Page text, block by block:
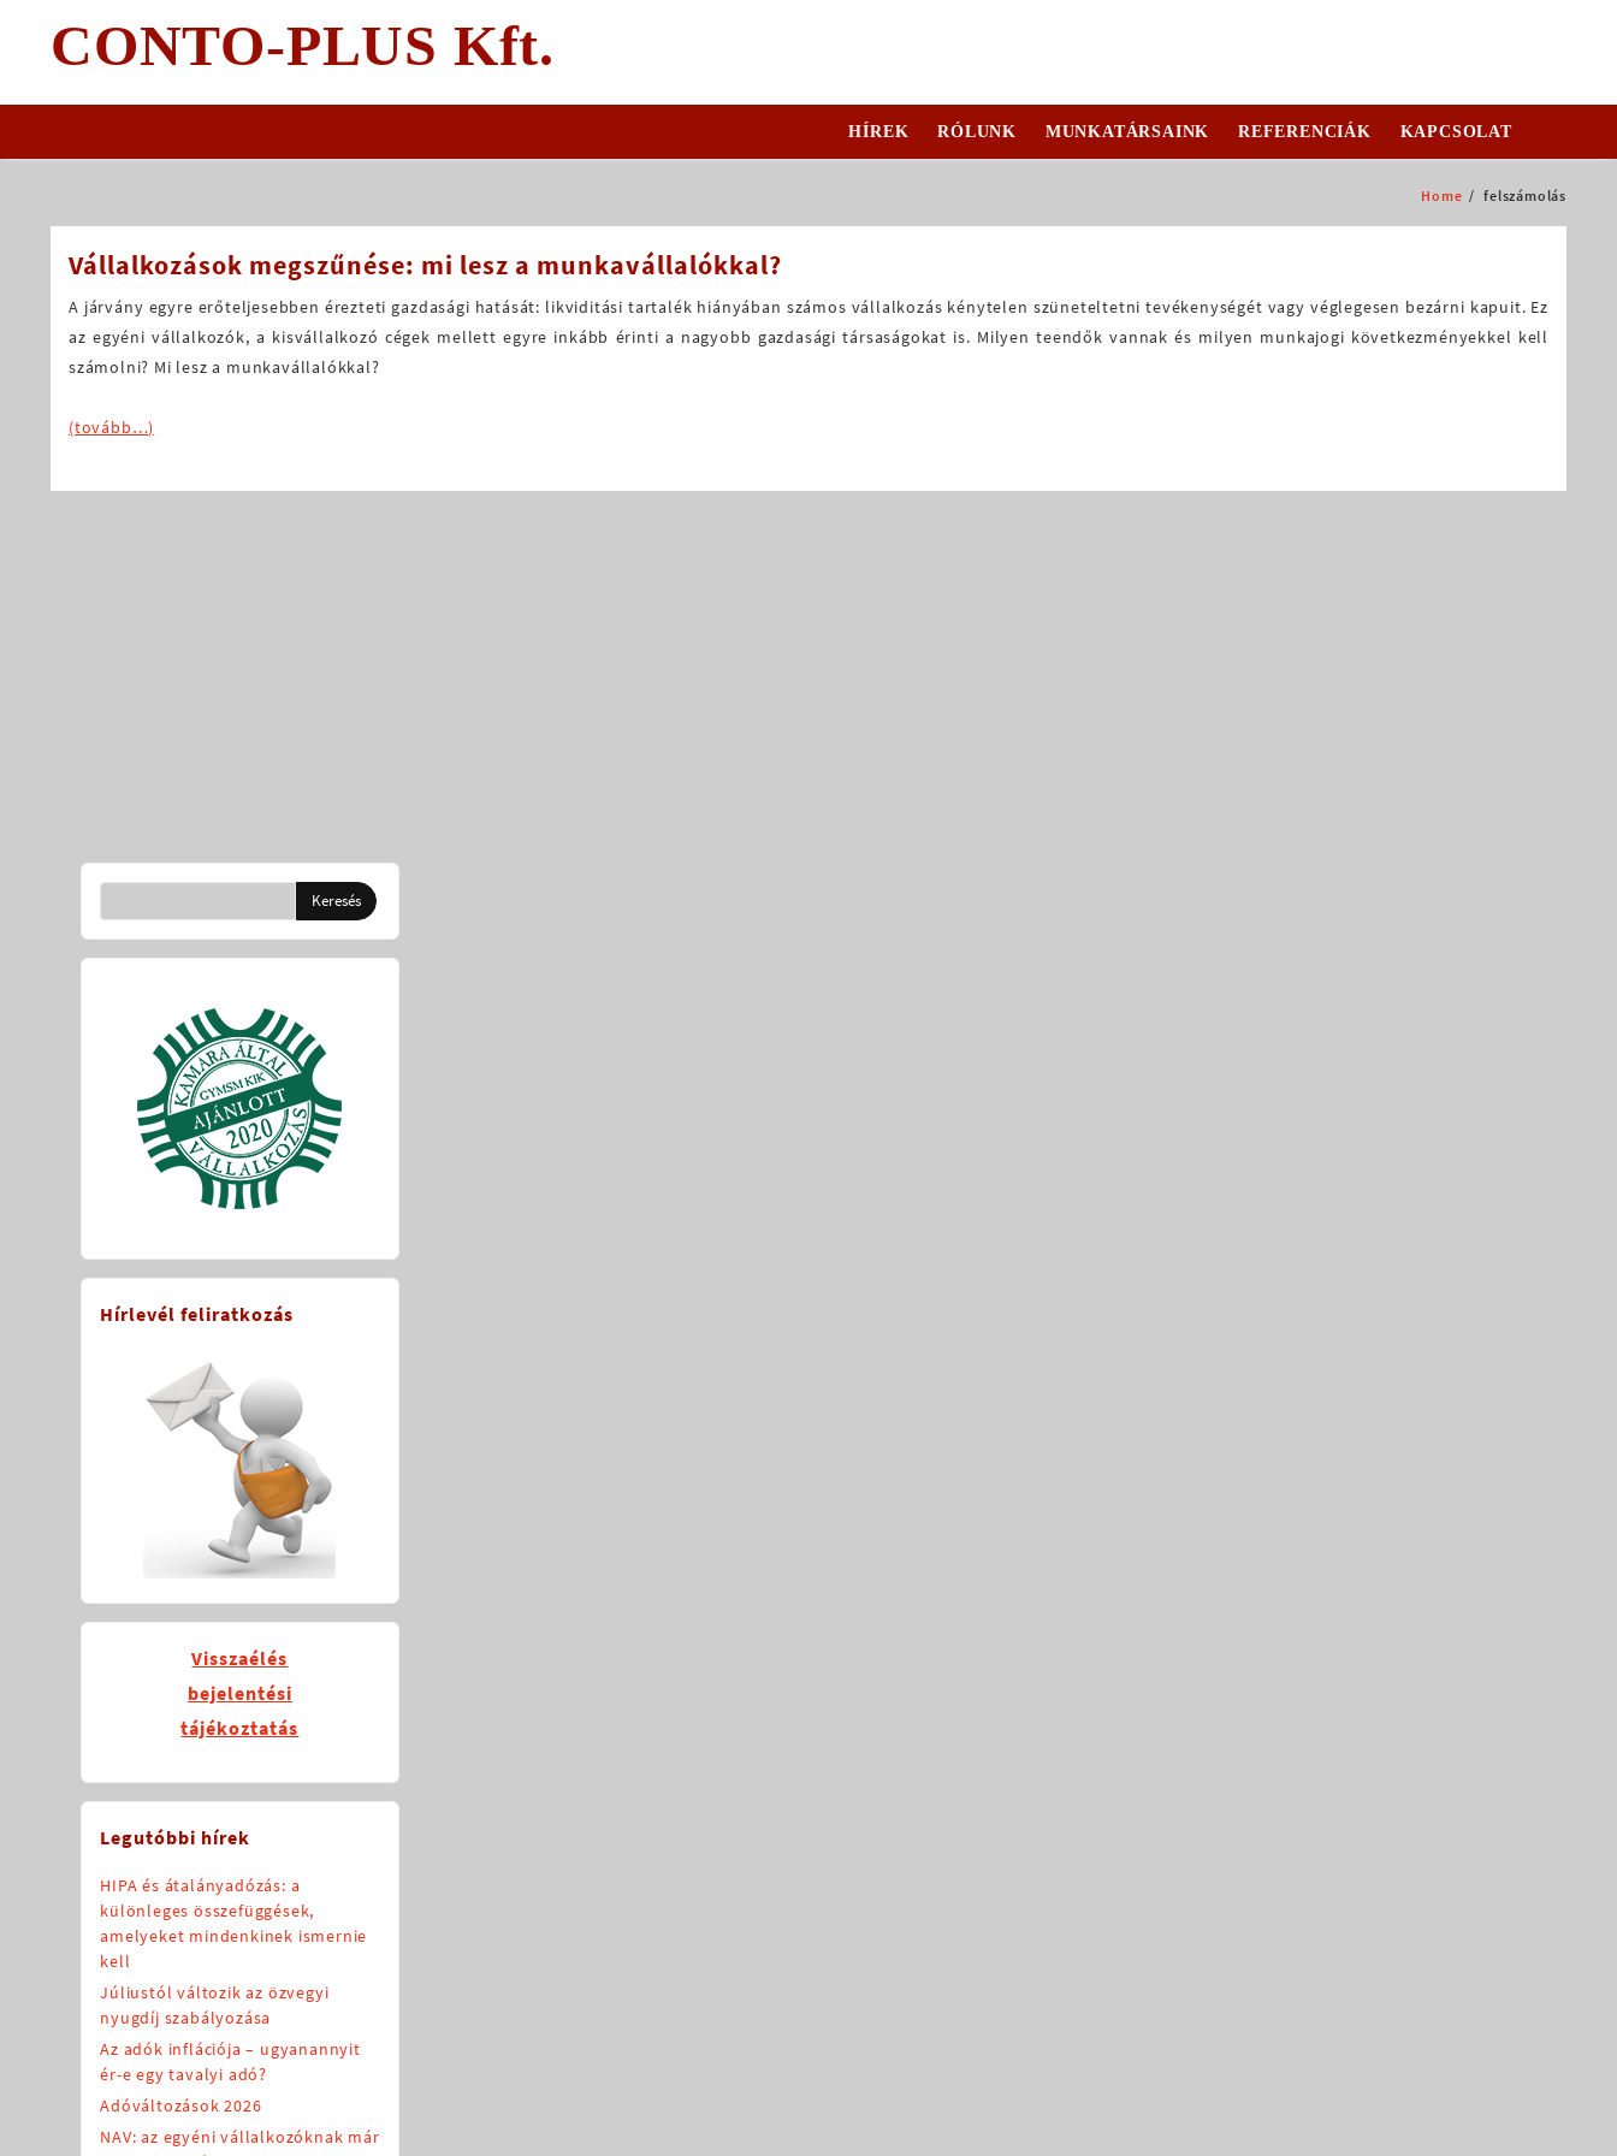
contentCONTO-PLUS Kft.
HÍREK RÓLUNK MUNKATÁRSAINK REFERENCIÁK KAPCSOLAT
Home felszámolás
Vállalkozások megszűnése: mi lesz a munkavállalókkal?
A járvány egyre erőteljesebben érezteti gazdasági hatását: likviditási tartalék hiányában számos vállalkozás kénytelen szüneteltetni tevékenységét vagy véglegesen bezárni kapuit. Ez
az egyéni vállalkozók, a kisvállalkozó cégek mellett egyre inkább érinti a nagyobb gazdasági társaságokat is. Milyen teendők vannak és milyen munkajogi következményekkel kell
számolni? Mi lesz a munkavállalókkal?
(tovább…)
Hírlevél feliratkozás
Visszaélés
bejelentési
tájékoztatás
Legutóbbi hírek
HIPA és átalányadózás: a
különleges összefüggések,
amelyeket mindenkinek ismernie
kell
Júliustól változik az özvegyi
nyugdíj szabályozása
Az adók inflációja – ugyanannyit
ér-e egy tavalyi adó?
Adóváltozások 2026
NAV: az egyéni vállalkozóknak már